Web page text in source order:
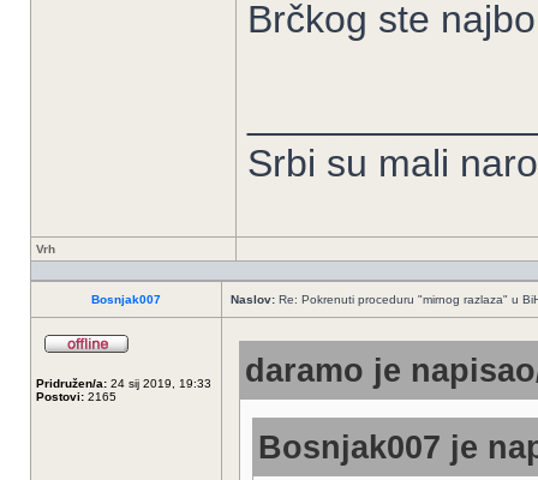
Brčkog ste
Srbi su mali
Vrh
Bosnjak007 Naslov: Re: Pokrenuti proceduru "mirnog razlaza" u
Pridružen/a: 24 sij 2019, 19:33
Postovi: 2165
daramo je
Bosnjak007 je